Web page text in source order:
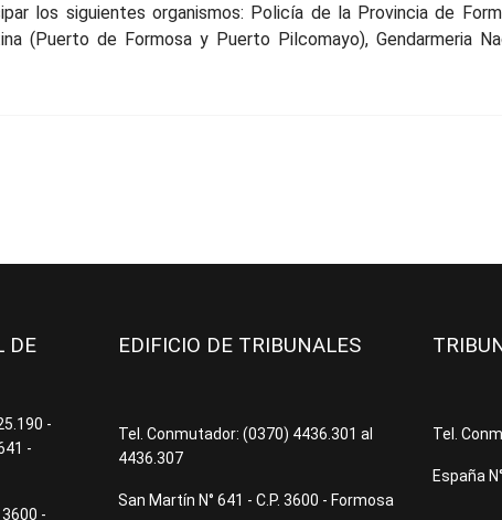
los siguientes organismos: Policía de la Provincia de
(Puerto de Formosa y Puerto Pilcomayo), Gendarmeria
DE
-
-
3600 -
EDIFICIO DE TRIBUNALES
Tel. Conmutador: (0370) 4436.301 al
4436.307
San Martín N° 641 - C.P. 3600 - Formosa
Tel.
España